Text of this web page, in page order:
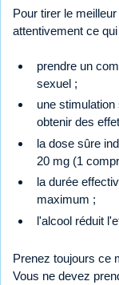
Pour tirer le
attentivement ce
prendre un
sexuel ;
une
obtenir des
la dose sûre
20 mg (1
la durée
maximum ;
l'alcool réduit
Prenez toujours ce
Vous ne devez